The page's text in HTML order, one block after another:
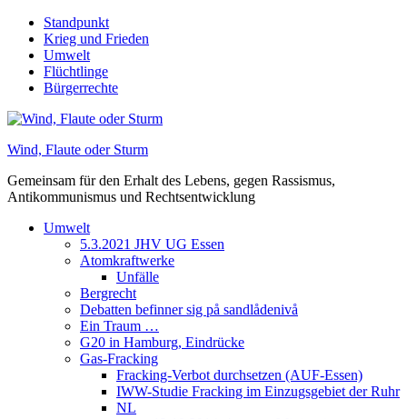
Skip
content
Standpunkt
Krieg und Frieden
Umwelt
Flüchtlinge
Bürgerrechte
Wind, Flaute oder Sturm
Gemeinsam für den Erhalt des Lebens, gegen Rassismus,
Antikommunismus und Rechtsentwicklung
Umwelt
5.3.2021 JHV UG Essen
Atomkraftwerke
Unfälle
Bergrecht
Debatten befinner sig på sandlådenivå
Ein Traum …
G20 in Hamburg, Eindrücke
Gas-Fracking
Fracking-Verbot durchsetzen (AUF-Essen)
IWW-Studie Fracking im Einzugsgebiet der Ruhr
NL